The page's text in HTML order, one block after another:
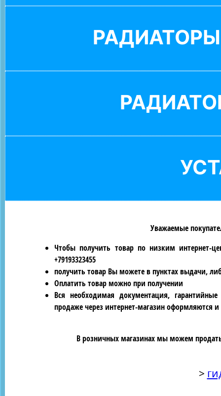
Уважаемые
Чтобы получить товар по низким интернет-
+79193323455
получить товар Вы можете в пунктах выдачи,
Оплатить товар можно при получении
Вся необходимая документация,
продаже через интернет-магазин оформляются
В розничных магазинах мы можем
>